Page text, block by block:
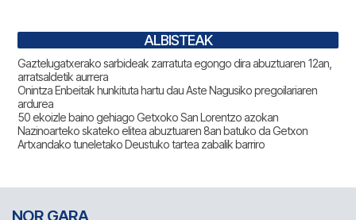
ALBISTEAK
Gaztelugatxerako sarbideak zarratuta egongo dira abuztuaren 12an,
arratsaldetik aurrera
Onintza Enbeitak hunkituta hartu dau Aste Nagusiko pregoilariaren
ardurea
50 ekoizle baino gehiago Getxoko San Lorentzo azokan
Nazinoarteko skateko elitea abuztuaren 8an batuko da Getxon
Artxandako tuneletako Deustuko tartea zabalik barriro
NOR GARA